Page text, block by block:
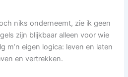
niks onderneemt, zie ik geen
zijn blijkbaar alleen voor wie
m’n eigen logica: leven en laten
en vertrekken.